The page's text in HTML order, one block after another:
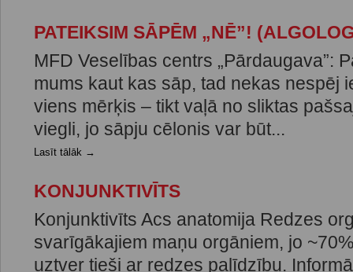
PATEIKSIM SĀPĒM „NĒ”!
MFD Veselības centrs „Pārdaugava”:
mums kaut kas sāp, tad nekas nespēj
viens mērķis – tikt vaļā no sliktas
viegli, jo sāpju cēlonis var būt...
Lasīt tālāk →
KONJUNKTIVĪTS
Konjunktivīts Acs anatomija Redzes
svarīgākajiem maņu orgāniem, jo
uztver tieši ar redzes palīdzību.